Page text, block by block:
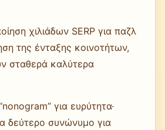
χιλιάδων SERP για παζλ
της ένταξης κοινοτήτων,
σταθερά καλύτερα
για ευρύτητα·
δεύτερο συνώνυμο για